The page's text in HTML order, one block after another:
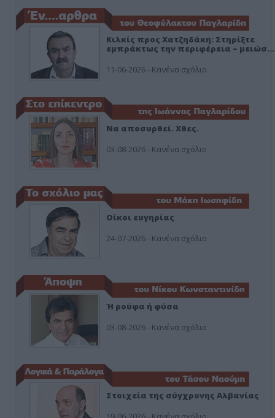
Κιλκίς προς Χατζηδάκη: Στηρίξτε
εμπράκτως την περιφέρεια – μειώσ…
11-06-2026 - Κανένα σχόλιο
Να αποσυρθεί. Χθες.
03-08-2026 - Κανένα σχόλιο
Οίκοι ευγηρίας
24-07-2026 - Κανένα σχόλιο
Ή ρούφα ή φύσα
03-08-2026 - Κανένα σχόλιο
Στοιχεία της σύγχρονης Αλβανίας